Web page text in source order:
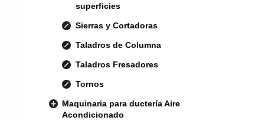
superficies
Sierras y Cortadoras
Taladros de Columna
Taladros Fresadores
Tornos
Maquinaria para ductería Aire
Acondicionado